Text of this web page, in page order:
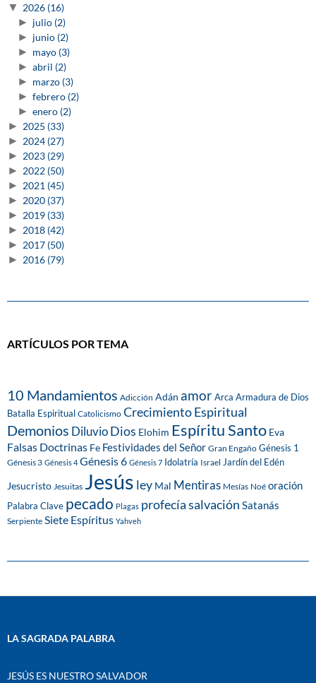
▼ 2026 (16)
► julio (2)
► junio (2)
► mayo (3)
► abril (2)
► marzo (3)
► febrero (2)
► enero (2)
► 2025 (33)
► 2024 (27)
► 2023 (29)
► 2022 (50)
► 2021 (45)
► 2020 (37)
► 2019 (33)
► 2018 (42)
► 2017 (50)
► 2016 (79)
ARTÍCULOS POR TEMA
10 Mandamientos Adicción Adán amorArca Armadura de Dios
Batalla Espiritual Catolicismo Crecimiento Espiritual
Demonios DiluvioDios Elohim Espíritu Santo Eva
Falsas Doctrinas Fe Festividades del Señor Gran Engaño Génesis 1
Génesis 3 Génesis 4 Génesis 6 Génesis 7 Idolatría Israel Jardín del Edén
Jesucristo Jesuitas Jesús ley Mal Mentiras Mesías Noé oración
Palabra Clave pecado Plagas profecíasalvación Satanás
Serpiente Siete Espíritus Yahveh
LA SAGRADA PALABRA
JESÚS ES NUESTRO SALVADOR